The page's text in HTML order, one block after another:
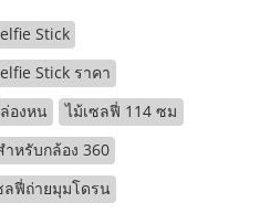
Stick
Stick ราคา
องหน
ไม้เซลฟี่ 114 ซม
หรับกล้อง 360
ลฟี่ถ่ายมุมโดรน